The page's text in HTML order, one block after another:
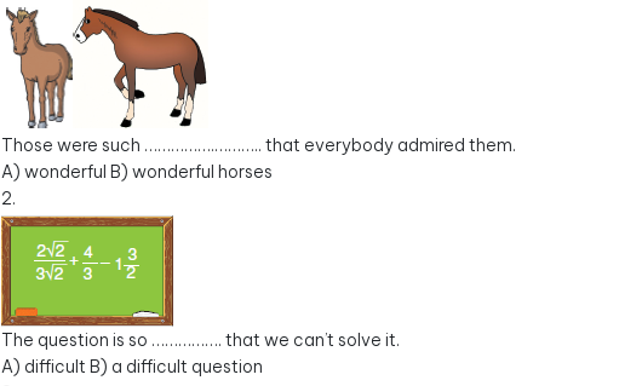
Those were such …………….……….. that everybody admired them.
A) wonderful B) wonderful horses
2.
The question is so ……………. that we can’t solve it.
A) difficult B) a difficult question